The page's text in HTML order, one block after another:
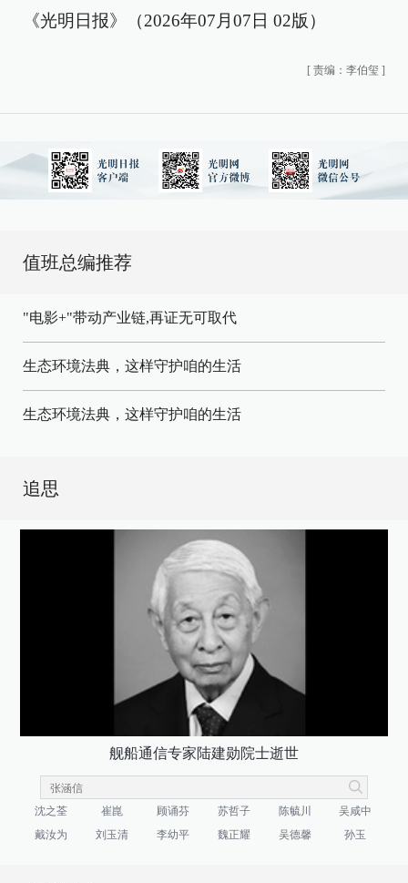
《光明日报》（2026年07月07日 02版）
[ 责编：李伯玺 ]
值班总编推荐
"电影+"带动产业链,再证无可取代
生态环境法典，这样守护咱的生活
生态环境法典，这样守护咱的生活
追思
舰船通信专家陆建勋院士逝世
沈之荃 崔崑 顾诵芬 苏哲子 陈毓川
吴咸中
戴汝为
刘玉清 李幼平 魏正耀 吴德馨 孙玉